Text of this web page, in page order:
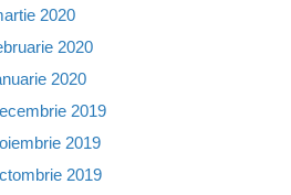
2020
2020
2020
2019
2019
2019